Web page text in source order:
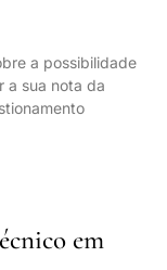
a possibilidade
a sua nota da
em